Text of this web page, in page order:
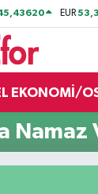
EUR
EKONOMİ/